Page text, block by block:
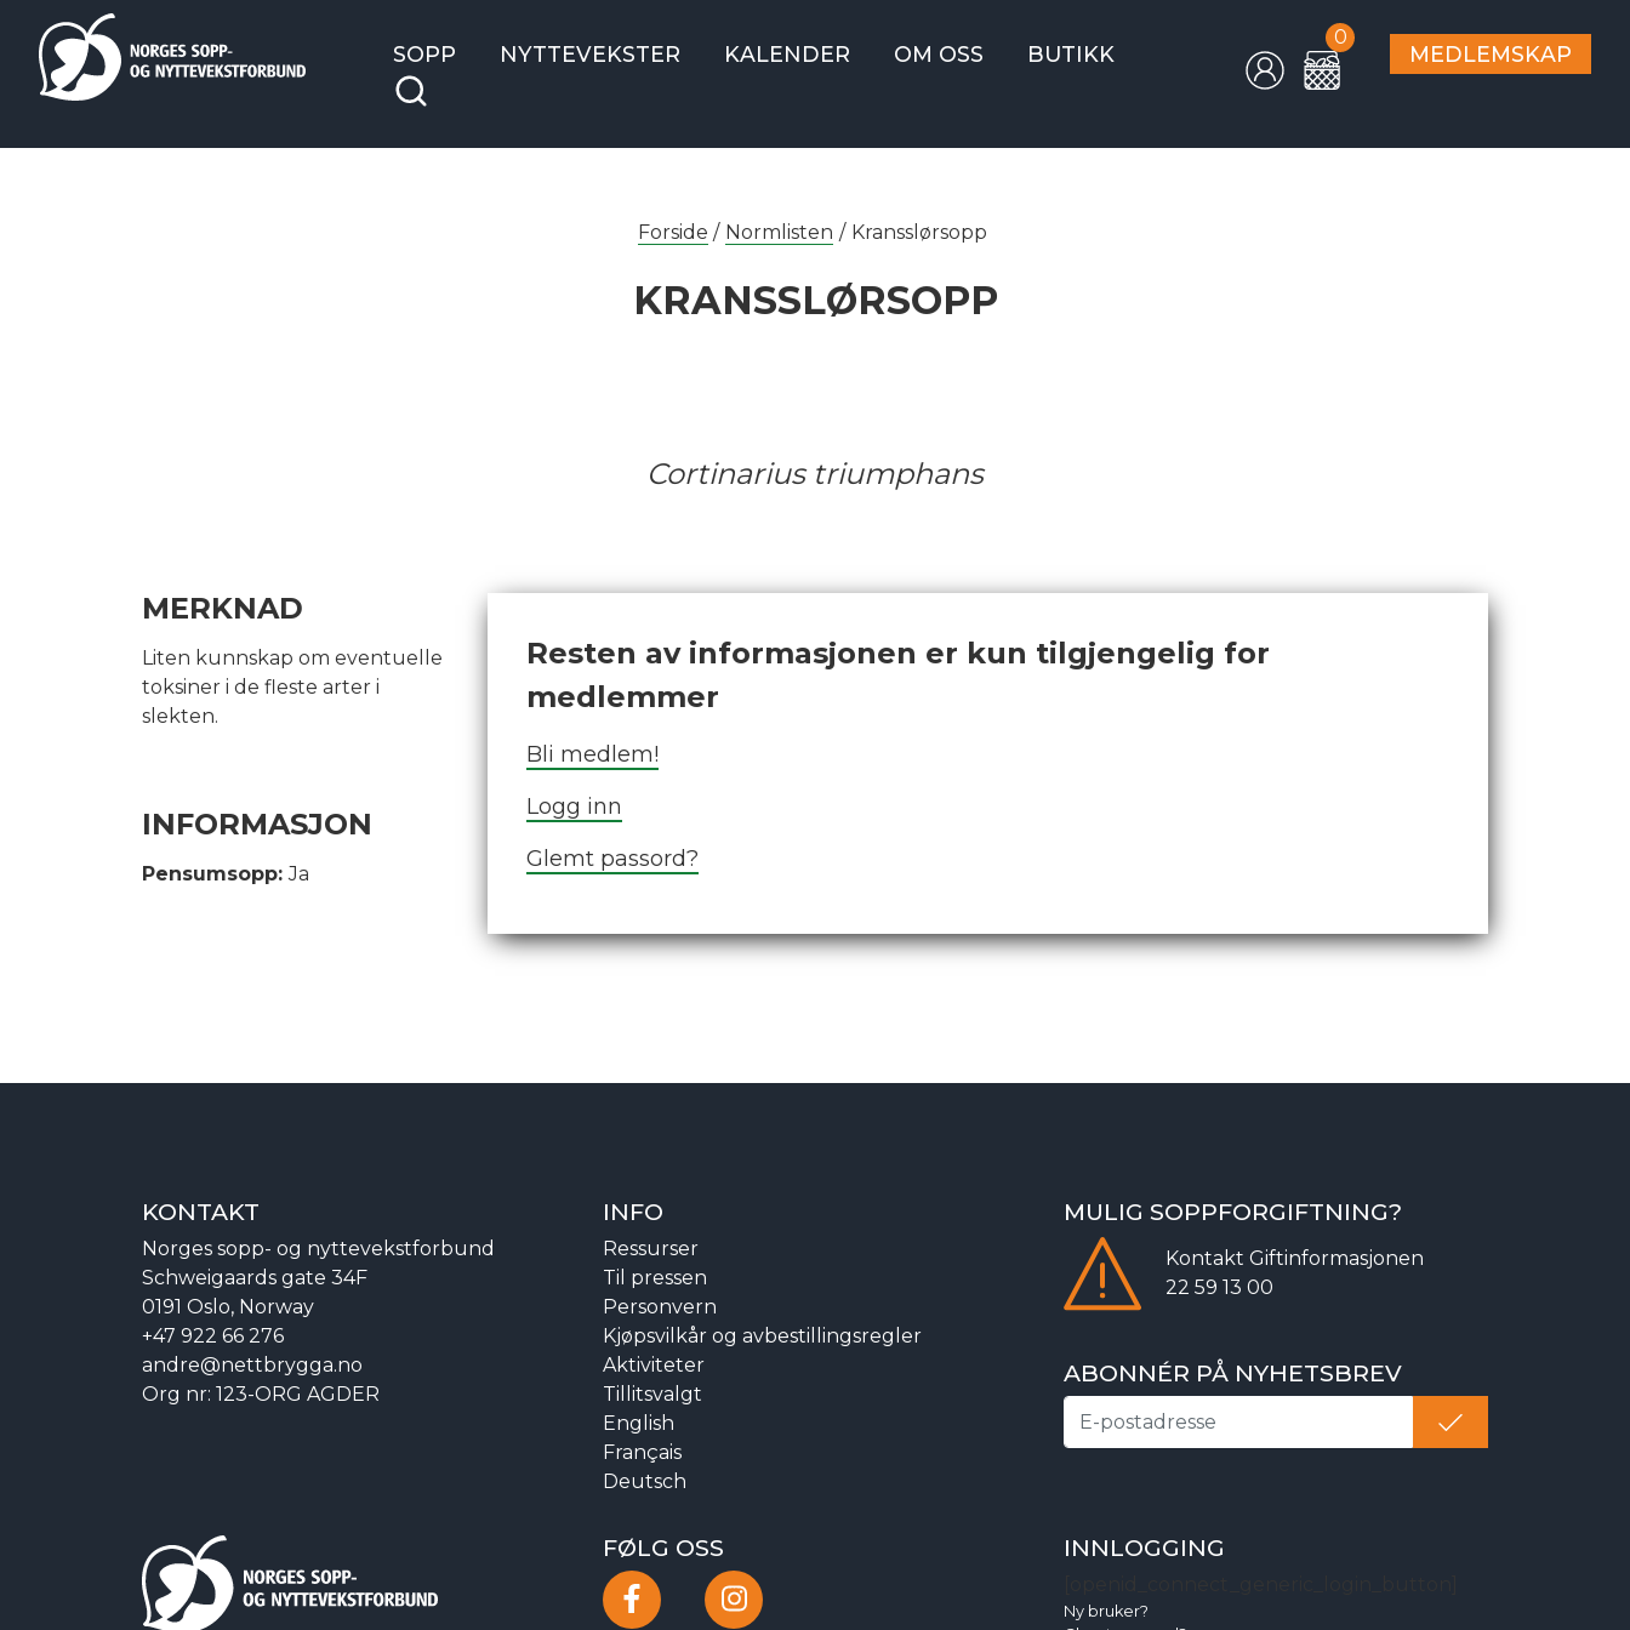
SOPP NYTTEVEKSTER KALENDER OM OSS BUTIKK
0
MEDLEMSKAP
Forside / Normlisten / Kransslørsopp
KRANSSLØRSOPP
Cortinarius triumphans
MERKNAD
Liten kunnskap om eventuelle
toksiner i de fleste arter i
slekten.
INFORMASJON
Pensumsopp:Ja
Resten av informasjonen er kun tilgjengelig for
medlemmer
Bli medlem!
Logg inn
Glemt passord?
KONTAKT
Norges sopp- og nyttevekstforbund
Schweigaards gate 34F
0191 Oslo, Norway
+47 922 66 276
andre@nettbrygga.no
Org nr: 123-ORG AGDER
INFO
Ressurser
Til pressen
Personvern
Kjøpsvilkår og avbestillingsregler
Aktiviteter
Tillitsvalgt
English
Français
Deutsch
MULIG SOPPFORGIFTNING?
Kontakt Giftinformasjonen
22 59 13 00
ABONNÉR PÅ NYHETSBREV
FØLG OSS INNLOGGING
Ny bruker?